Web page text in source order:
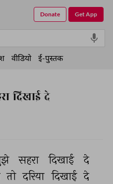
दिखाई दे
सहरा दिखाई
दे
तो दरिया दिखाई दे
Get App
Donate
वीडियो ई-पुस्तक